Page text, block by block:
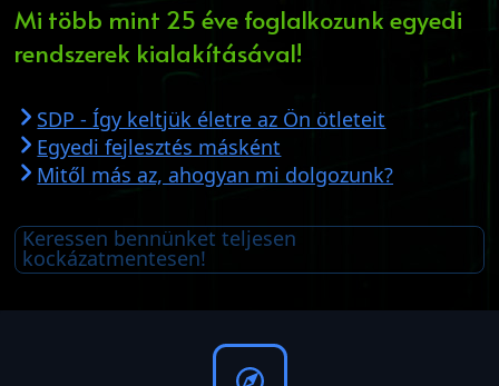
Mi több mint 25 éve foglalkozunk egyedi
rendszerek kialakításával!
SDP - Így keltjük életre az Ön ötleteit
Egyedi fejlesztés másként
Mitől más az, ahogyan mi dolgozunk?
Keressen bennünket teljesen
kockázatmentesen!